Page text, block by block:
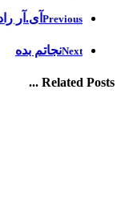
Previous آی.آر
Nextنجاتم بده
Related Posts ...